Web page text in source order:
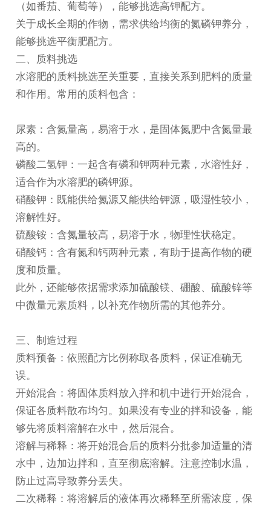
（如番茄、葡萄等），能够挑选高钾配方。
关于成长全期的作物，需求供给均衡的氮磷钾养分，
能够挑选平衡肥配方。
二、质料挑选
水溶肥的质料挑选至关重要，直接关系到肥料的质量
和作用。常用的质料包含：
尿素：含氮量高，易溶于水，是固体氮肥中含氮量最
高的。
磷酸二氢钾：一起含有磷和钾两种元素，水溶性好，
适合作为水溶肥的磷钾源。
硝酸钾：既能供给氮源又能供给钾源，吸湿性较小，
溶解性好。
硫酸铵：含氮量较高，易溶于水，物理性状稳定。
硝酸钙：含有氮和钙两种元素，有助于提高作物的硬
度和质量。
此外，还能够依据需求添加硫酸镁、硼酸、硫酸锌等
中微量元素质料，以补充作物所需的其他养分。
三、制造过程
质料预备：依照配方比例称取各质料，保证准确无
误。
开始混合：将固体质料放入拌和机中进行开始混合，
保证各质料散布均匀。如果没有专业的拌和设备，能
够先将质料溶解在水中，然后混合。
溶解与稀释：将开始混合后的质料分批参加适量的清
水中，边加边拌和，直至彻底溶解。注意控制水温，
防止过高导致养分丢失。
二次稀释：将溶解后的液体再次稀释至所需浓度，保